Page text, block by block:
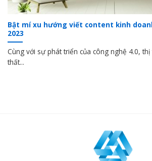
Bật mí xu hướng viết content kinh
2023
Cùng với sự phát triển của công nghệ 4.0,
thất...